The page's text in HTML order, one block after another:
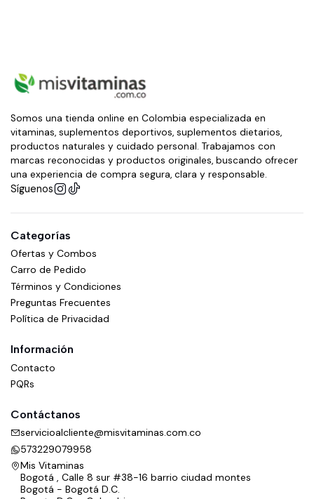
Somos una tienda online en Colombia especializada en
vitaminas, suplementos deportivos, suplementos dietarios,
productos naturales y cuidado personal. Trabajamos con
marcas reconocidas y productos originales, buscando ofrecer
una experiencia de compra segura, clara y responsable.
Síguenos
Categorías
Ofertas y Combos
Carro de Pedido
Términos y Condiciones
Preguntas Frecuentes
Política de Privacidad
Información
Contacto
PQRs
Contáctanos
servicioalcliente@misvitaminas.com.co
573229079958
Mis Vitaminas
Bogotá , Calle 8 sur #38-16 barrio ciudad montes
Bogotá - Bogotá D.C.